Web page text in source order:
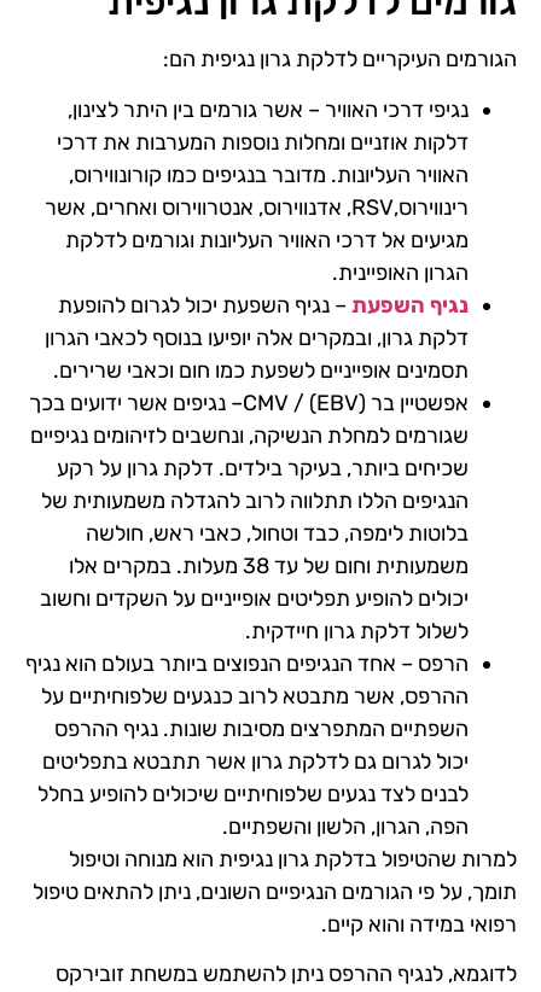
הגורמים העיקריים לדלקת גרון נגיפית הם:
נגיפי דרכי האוויר – אשר גורמים בין היתר לצינון,
דלקות אוזניים ומחלות נוספות המערבות את דרכי
האוויר העליונות. מדובר בנגיפים כמו קורונווירוס,
רינווירוס,RSV, אדנווירוס, אנטרווירוס ואחרים, אשר
מגיעים אל דרכי האוויר העליונות וגורמים לדלקת
הגרון האופיינית.
נגיף השפעת – נגיף השפעת יכול לגרום להופעת
דלקת גרון, ובמקרים אלה יופיעו בנוסף לכאבי הגרון
תסמינים אופייניים לשפעת כמו חום וכאבי שרירים.
אפשטיין בר (EBV) / CMV– נגיפים אשר ידועים בכך
שגורמים למחלת הנשיקה, ונחשבים לזיהומים נגיפיים
שכיחים ביותר, בעיקר בילדים. דלקת גרון על רקע
הנגיפים הללו תתלווה לרוב להגדלה משמעותית של
בלוטות לימפה, כבד וטחול, כאבי ראש, חולשה
משמעותית וחום של עד 38 מעלות. במקרים אלו
יכולים להופיע תפליטים אופייניים על השקדים וחשוב
לשלול דלקת גרון חיידקית.
הרפס – אחד הנגיפים הנפוצים ביותר בעולם הוא נגיף
ההרפס, אשר מתבטא לרוב כנגעים שלפוחיתיים על
השפתיים המתפרצים מסיבות שונות. נגיף ההרפס
יכול לגרום גם לדלקת גרון אשר תתבטא בתפליטים
לבנים לצד נגעים שלפוחיתיים שיכולים להופיע בחלל
הפה, הגרון, הלשון והשפתיים.
למרות שהטיפול בדלקת גרון נגיפית הוא מנוחה וטיפול
תומך, על פי הגורמים הנגיפיים השונים, ניתן להתאים טיפול
רפואי במידה והוא קיים.
לדוגמא, לנגיף ההרפס ניתן להשתמש במשחת זובירקס